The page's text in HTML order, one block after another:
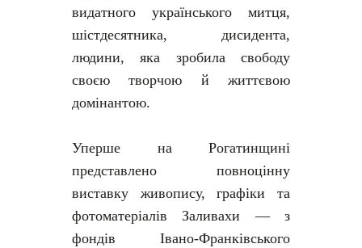
видатного українського митця,
шістдесятника, дисидента,
людини, яка зробила свободу
своєю творчою й життєвою
домінантою.
Уперше на Рогатинщині
представлено повноцінну
виставку живопису, графіки та
фотоматеріалів Заливахи — з
фондів Івано-Франківського